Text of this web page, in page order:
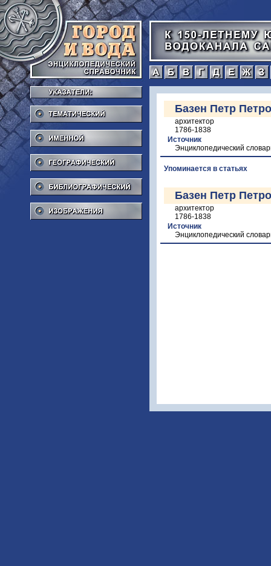
Тематический
Именной
Географический
Изображения
а б в г
Базен Петр
архитектор
1786-1838
Источник
Энциклопедический
Упоминается в статьях
Базен Петр
архитектор
1786-1838
Источник
Энциклопедический